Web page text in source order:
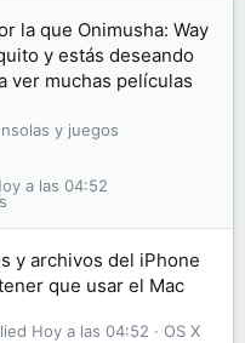
la que Onimusha: Way
y estás deseando
ver muchas películas
y juegos
a las 04:52
y archivos del iPhone
que usar el Mac
OS X
Hoy a las 04:52